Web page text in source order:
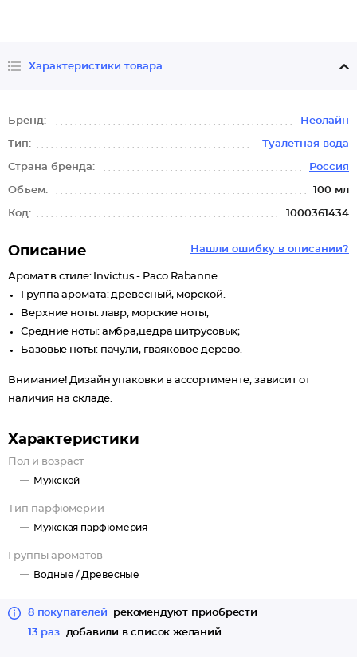
Характеристики товара
Бренд: Неолайн
Тип: Туалетная вода
Страна бренда: Россия
Объем: 100 мл
Код: 1000361434
Нашли ошибку в описании?
Описание
Аромат в стиле: Invictus - Paco Rabanne.
Группа аромата: древесный, морской.
Верхние ноты: лавр, морские ноты;
Средние ноты: амбра,цедра цитрусовых;
Базовые ноты: пачули, гваяковое дерево.
Внимание! Дизайн упаковки в ассортименте, зависит от
наличия на складе.
Характеристики
Пол и возраст
Мужской
Тип парфюмерии
Мужская парфюмерия
Группы ароматов
Водные / Древесные
8 покупателей
рекомендуют приобрести
13 раз
добавили в список желаний